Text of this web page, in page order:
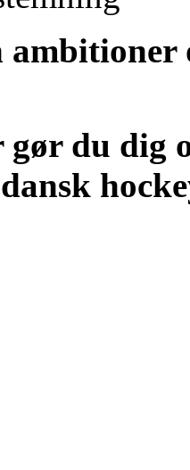
du dig